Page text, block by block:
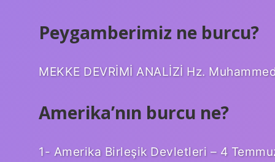
Peygamberimiz ne burcu?
MEKKE DEVRİMİ ANALİZİ Hz.
Amerika’nın burcu ne?
1- Amerika Birleşik Devletleri – 4